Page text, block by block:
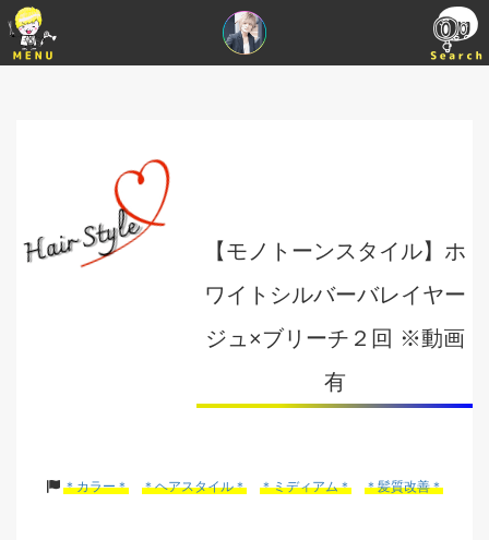
【モノトーンスタイル】ホ
ワイトシルバーバレイヤー
ジュ×ブリーチ２回 ※動画
有
＊カラー＊ ＊ヘアスタイル＊ ＊ミディアム＊ ＊髪質改善＊